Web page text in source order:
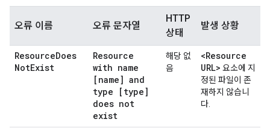
오류 이름 오류 문자열
HTTP
상태
발생 상황
ResourceDoes
NotExist
Resource
with name
[name] and
type [type]
does not
exist
해당 없
음
<Resource
URL> 요소에 지
정된 파일이 존
재하지 않습니
다.